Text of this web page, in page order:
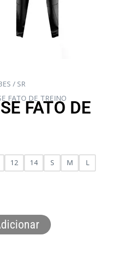
/ SR
FATO DE TREINO
FATO DE
12 14 S M
L